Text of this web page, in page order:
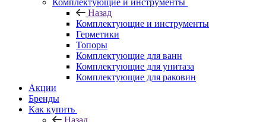
Комплектующие и инструменты
Назад
Комплектующие и инструменты
Герметики
Топоры
Комплектующие для ванн
Комплектующие для унитаза
Комплектующие для раковин
Акции
Бренды
Как купить
Назад